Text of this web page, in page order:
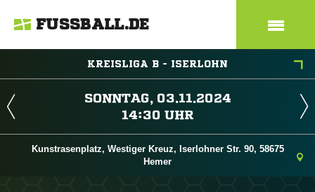
FUSSBALL.DE
KREISLIGA B - ISERLOHN
 
 
Kunstrasenplatz, Westiger Kreuz, Iserlohner Str. 90, 58675
Hemer